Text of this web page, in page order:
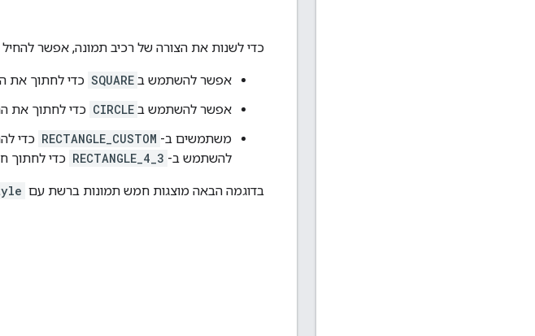
כדי לשנות את הצורה של רכיב תמונה, אפשר להחיל
אפשר להשתמש ב SQUARE כדי לחתוך את
אפשר להשתמש ב CIRCLE כדי לחתוך את
משתמשים ב- RECTANGLE_CUSTOM כדי
להשתמש ב- RECTANGLE_4_3 כדי לחתוך
בדוגמה הבאה מוצגות חמש תמונות ברשת עם